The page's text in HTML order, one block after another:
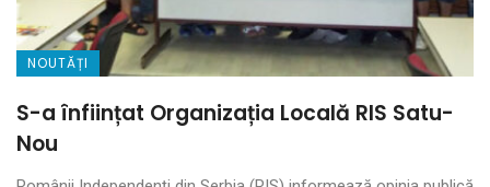
NOUTĂȚI
S-a înființat Organizația Locală RIS Satu-
Nou